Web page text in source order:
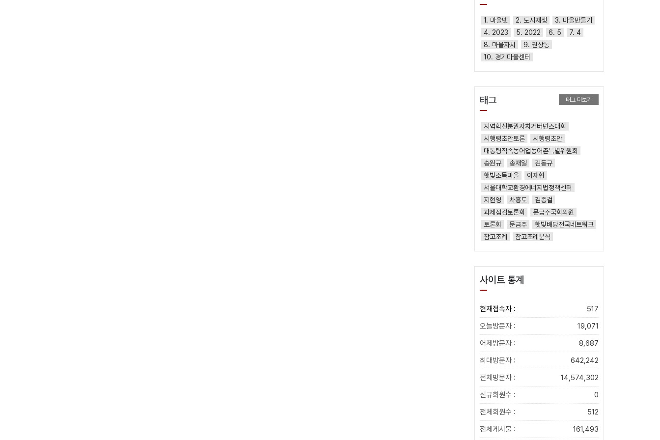
1. 마을넷 2. 도시재생
3. 마을만들기
4. 2023
5. 2022 6. 5
7. 4
8. 마을자치
9. 권상동
10. 경기마을센터
태그 태그 더보기
지역혁신분권자치거버넌스대회
시행령초안토론
시행령초안
대통령직속농어업농어촌특별위원회
송원규
송재일
김동규
햇빛소득마을
이재협
서울대학교환경에너지법정책센터
지현영
차흥도
김종걸
과제점검토론회
문금주국회의원
토론회
문금주
햇빛배당전국네트워크
참고조례
참고조례분석
사이트 통계
현재접속자 :
517
오늘방문자 :
19,071
어제방문자 :
8,687
최대방문자 :
642,242
전체방문자 :
14,574,302
신규회원수 :
0
전체회원수 :
512
전체게시물 :
161,493